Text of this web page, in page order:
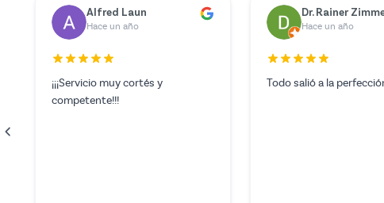
Yilmazer Yilmazer
Hace un año
Marie Berger
Hace un año
El servicio fue